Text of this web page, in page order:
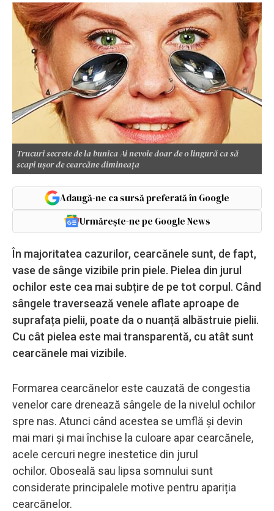
Trucuri secrete de la bunica Ai nevoie doar de o lingură ca să
scapi ușor de cearcăne dimineața
Adaugă-ne ca sursă preferată în Google
Urmărește-ne pe Google News
În majoritatea cazurilor, cearcănele sunt, de fapt,
vase de sânge vizibile prin piele. Pielea din jurul
ochilor este cea mai subțire de pe tot corpul. Când
sângele traversează venele aflate aproape de
suprafața pielii, poate da o nuanță albăstruie pielii.
Cu cât pielea este mai transparentă, cu atât sunt
cearcănele mai vizibile.
Formarea cearcănelor este cauzată de congestia
venelor care drenează sângele de la nivelul ochilor
spre nas. Atunci când acestea se umflă și devin
mai mari și mai închise la culoare apar cearcănele,
acele cercuri negre inestetice din jurul
ochilor. Oboseală sau lipsa somnului sunt
considerate principalele motive pentru apariția
cearcănelor.